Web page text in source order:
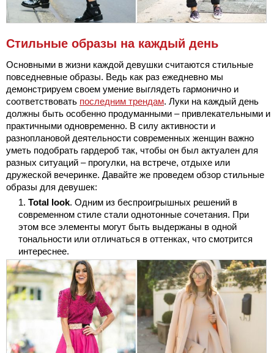
Стильные образы на каждый день
Основными в жизни каждой девушки считаются стильные
повседневные образы. Ведь как раз ежедневно мы
демонстрируем своем умение выглядеть гармонично и
соответствовать последним трендам. Луки на каждый день
должны быть особенно продуманными – привлекательными и
практичными одновременно. В силу активности и
разноплановой деятельности современных женщин важно
уметь подобрать гардероб так, чтобы он был актуален для
разных ситуаций – прогулки, на встрече, отдыхе или
дружеской вечеринке. Давайте же проведем обзор стильные
образы для девушек:
Total look. Одним из беспроигрышных решений в
современном стиле стали однотонные сочетания. При
этом все элементы могут быть выдержаны в одной
тональности или отличаться в оттенках, что смотрится
интереснее.